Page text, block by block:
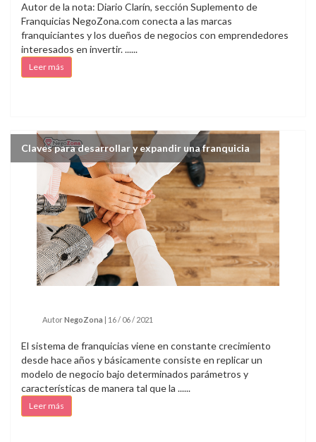
Autor de la nota: Diario Clarín, sección Suplemento de
Franquicias NegoZona.com conecta a las marcas
franquiciantes y los dueños de negocios con emprendedores
interesados en invertir. ......
Leer más
Claves para desarrollar y expandir una franquicia
AutorNegoZona | 16 / 06 / 2021
El sistema de franquicias viene en constante crecimiento
desde hace años y básicamente consiste en replicar un
modelo de negocio bajo determinados parámetros y
características de manera tal que la ......
Leer más